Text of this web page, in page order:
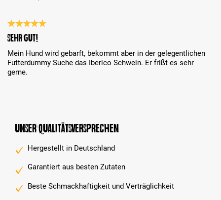
Bewertung mit 5 von 5 Sternen
Sehr gut!
Mein Hund wird gebarft, bekommt aber in der gelegentlichen
Futterdummy Suche das Iberico Schwein. Er frißt es sehr
gerne.
Unser Qualitätsversprechen
Hergestellt in Deutschland
Garantiert aus besten Zutaten
Beste Schmackhaftigkeit und Verträglichkeit